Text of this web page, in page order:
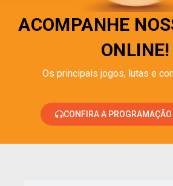
ACOMPANHE
ONLINE!
Os principais jogos, lutas e
CONFIRA A